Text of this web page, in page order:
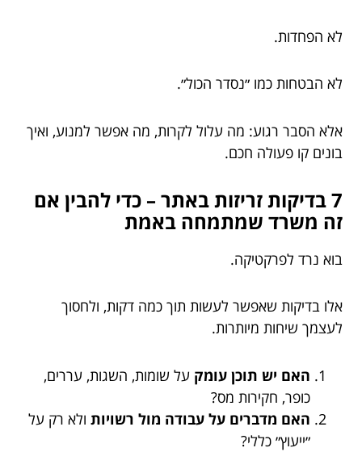
לא הפחדות.
לא הבטחות כמו ״נסדר הכול״.
אלא הסבר רגוע: מה עלול לקרות, מה אפשר למנוע, ואיך
בונים קו פעולה חכם.
7 בדיקות זריזות באתר – כדי להבין אם
זה משרד שמתמחה באמת
בוא נרד לפרקטיקה.
אלו בדיקות שאפשר לעשות תוך כמה דקות, ולחסוך
לעצמך שיחות מיותרות.
האם יש תוכן עומק על שומות, השגות, עררים,
כופר, חקירות מס?
האם מדברים על עבודה מול רשויות ולא רק על
״ייעוץ״ כללי?